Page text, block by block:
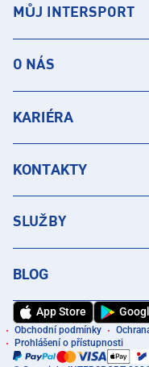
MŮJ INTERSPORT
O NÁS
KARIÉRA
KONTAKTY
SLUŽBY
BLOG
App Store
Obchodní podmínky
Prohlášení o přístupnosti